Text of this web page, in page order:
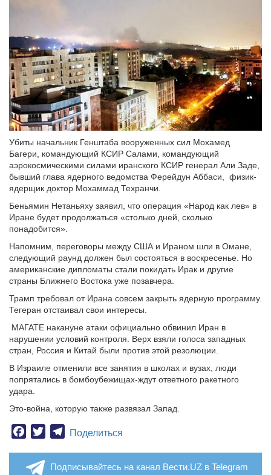
Убиты начальник Генштаба вооруженных сил Мохамед
Багери, командующий КСИР Салами, командующий
аэрокосмическими силами иранского КСИР генерал Али Заде,
бывший глава ядерного ведомства Ферейдун Аббаси, физик-
ядерщик доктор Мохаммад Техранчи.
Беньямин Нетаньяху заявил, что операция «Народ как лев» в
Иране будет продолжаться «столько дней, сколько
понадобится».
Напомним, переговоры между США и Ираном шли в Омане,
следующий раунд должен был состояться в воскресенье. Но
американские дипломаты стали покидать Ирак и другие
страны Ближнего Востока уже позавчера.
Трамп требовал от Ирана совсем закрыть ядерную программу.
Тегеран отстаивал свои интересы.
МАГАТЕ накануне атаки официально обвинил Иран в
нарушении условий контроля. Верх взяли голоса западных
стран, Россия и Китай были против этой резолюции.
В Израиле отменили все занятия в школах и вузах, люди
попрятались в бомбоубежищах-ждут ответного ракетного
удара.
Это-война, которую также развязал Запад.
Facebook
TwitterTelegram
Поделиться
Подписывайтесь на канал Вести.UZ в Telegram